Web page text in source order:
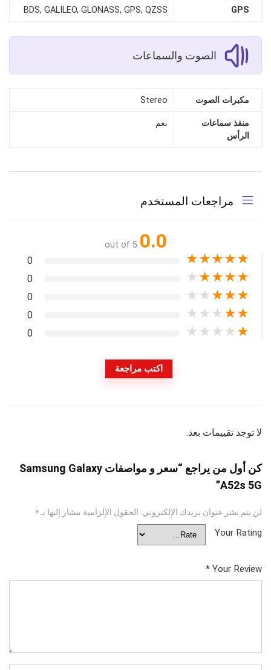
GPS
BDS, GALILEO, GLONASS, GPS, QZSS
الصوت والسماعات
مكبرات الصوت Stereo
منفذ سماعات
الرأس
نعم
مراجعات المستخدم
0.0
out of 5
★
★
★
★
★
0
★
★
★
★
★
0
★
★
★
★
★
0
★
★
★
★
★
0
★
★
★
★
★
0
اكتب مراجعة
لا توجد تقييمات بعد.
كن أول من يراجع “سعر و مواصفات Samsung Galaxy
A52s 5G”
لن يتم نشر عنوان بريدك الإلكتروني. الحقول الإلزامية مشار إليها بـ*
Your Rating
Your Review
*